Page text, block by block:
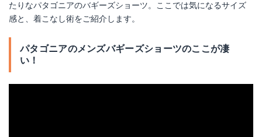
たりなパタゴニアのバギーズショーツ。ここでは気になるサイズ
感と、着こなし術をご紹介します。
パタゴニアのメンズバギーズショーツのここが凄
い！